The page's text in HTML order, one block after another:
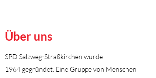
Über uns
SPD Salzweg-Straßkirchen wurde
1964 gegründet. Eine Gruppe von Menschen